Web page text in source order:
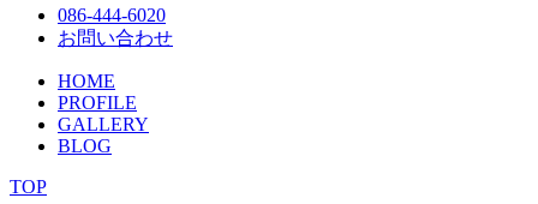
086-444-6020
お問い合わせ
HOME
PROFILE
GALLERY
BLOG
TOP